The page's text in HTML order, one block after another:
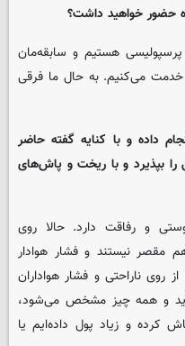
حضور خواهید داشت؟
هستیم و سابقه‌مان
می‌کنیم. به حال ما فرقی
داده و با کنایه گفته حاضر
بپذیرد و با ریخت و پاش‌های
و رفاقت دارد. حالا روی
مقصر نیستند و فشار هوادار
روی ناراحتی و فشار هواداران
و همه چیز مشخص می‌شود،
کرده و زیاد پول داده‌ایم یا